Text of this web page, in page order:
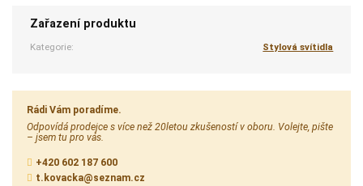
Zařazení produktu
Kategorie: Stylová svítidla
Rádi Vám poradíme.
Odpovídá prodejce s více než 20letou zkušeností v oboru. Volejte, pište
– jsem tu pro vás.
+420 602 187 600
t.kovacka@seznam.cz